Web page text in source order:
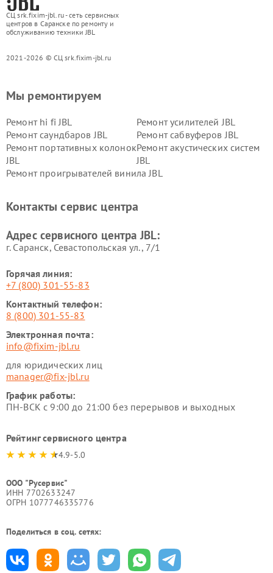
СЦ srk.fixim-jbl.ru - сеть сервисных
центров в Саранске по ремонту и
обслуживанию техники JBL
2021-2026 © СЦ srk.fixim-jbl.ru
Мы ремонтируем
Ремонт hi fi JBL
Ремонт усилителей JBL
Ремонт саундбаров JBL
Ремонт сабвуферов JBL
Ремонт портативных колонок
JBL
Ремонт акустических систем
JBL
Ремонт проигрывателей винила JBL
Контакты сервис центра
Адрес сервисного центра JBL:
г. Саранск, Севастопольская ул., 7/1
Горячая линия:
+7 (800) 301-55-83
Контактный телефон:
8 (800) 301-55-83
Электронная почта:
info@fixim-jbl.ru
для юридических лиц
manager@fix-jbl.ru
График работы:
ПН-ВСК с 9:00 до 21:00 без перерывов и выходных
Рейтинг сервисного центра
4.9-5.0
ООО "Русервис"
ИНН 7702633247
ОГРН 1077746335776
Поделиться в соц. сетях: